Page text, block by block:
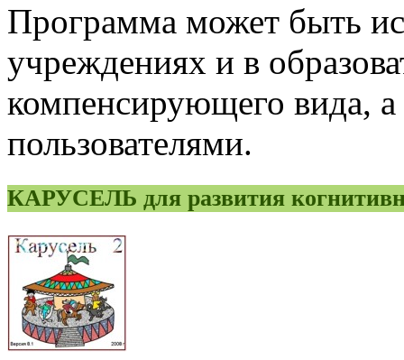
Программа может быть
учреждениях и в
компенсирующего вида,
пользователями.
КАРУСЕЛЬ для развития